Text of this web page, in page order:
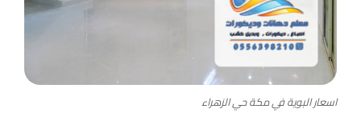
اسعار البوية في مكة حي الزهراء